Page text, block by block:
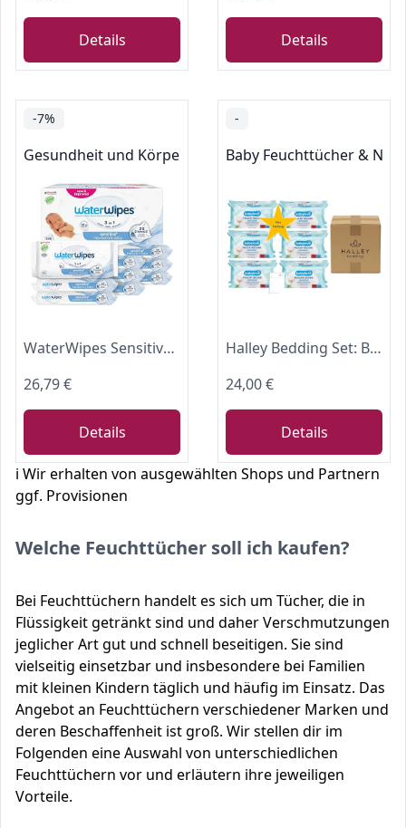
Details Details
-7%
Gesundheit und Körperpflege
WaterWipes Sensitive+ Newborn & Baby Wipes, Feuchttücher für Neugeborene und Babys, 540 Stück (9 Packungen), 3-in-1-Reinigung, Pflege, Schutz, 99,9% Wasser, parfümfrei
26,79 €
Details
-
Baby Feuchttücher &
Halley Bedding Set: Babylove Sensitive Feuchttücher 960 Stk + Notizblock
24,00 €
Details
ℹ️ Wir erhalten von ausgewählten Shops und Partnern
ggf. Provisionen
Welche Feuchttücher soll ich kaufen?
Bei Feuchttüchern handelt es sich um Tücher, die in
Flüssigkeit getränkt sind und daher Verschmutzungen
jeglicher Art gut und schnell beseitigen. Sie sind
vielseitig einsetzbar und insbesondere bei Familien
mit kleinen Kindern täglich und häufig im Einsatz. Das
Angebot an Feuchttüchern verschiedener Marken und
deren Beschaffenheit ist groß. Wir stellen dir im
Folgenden eine Auswahl von unterschiedlichen
Feuchttüchern vor und erläutern ihre jeweiligen
Vorteile.